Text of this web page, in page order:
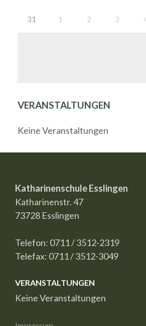
31 1 2 3
VERANSTALTUNGEN
Keine Veranstaltungen
Katharinenschule Esslingen
Katharinenstr. 47
73728 Esslingen
Telefon: 0711 / 3512-2319
Telefax: 0711 / 3512-3049
VERANSTALTUNGEN
Keine Veranstaltungen